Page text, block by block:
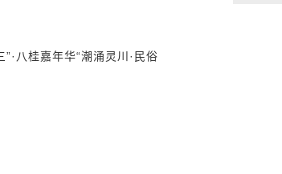
八桂嘉年华“潮涌灵川·民俗